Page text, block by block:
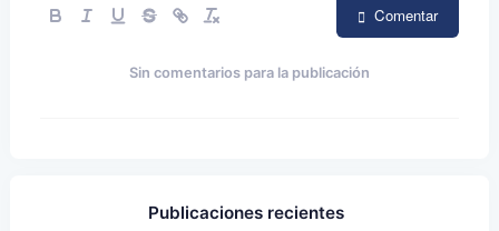
Comentar
Sin comentarios para la publicación
Publicaciones recientes